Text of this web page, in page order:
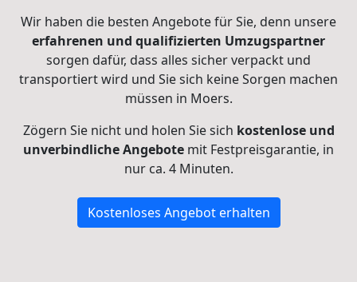
Wir haben die besten Angebote für Sie, denn unsere
erfahrenen und qualifizierten Umzugspartner
sorgen dafür, dass alles sicher verpackt und
transportiert wird und Sie sich keine Sorgen machen
müssen in Moers.
Zögern Sie nicht und holen Sie sich kostenlose und
unverbindliche Angebote mit Festpreisgarantie, in
nur ca. 4 Minuten.
Kostenloses Angebot erhalten